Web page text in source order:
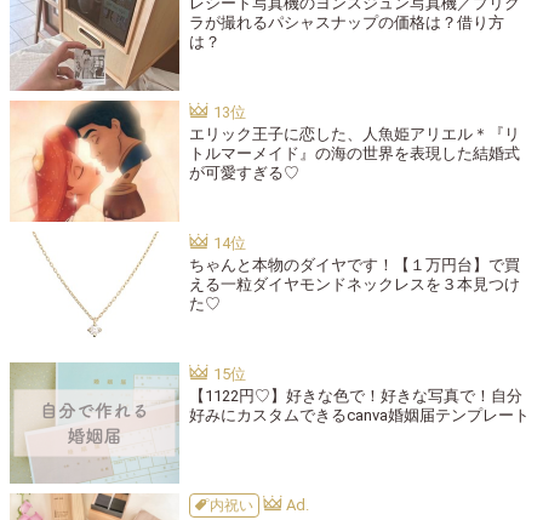
ラが撮れるパシャスナップの価格は？借り方
は？
エリック王子に恋した、人魚姫アリエル＊『リ
トルマーメイド』の海の世界を表現した結婚式
が可愛すぎる♡
ちゃんと本物のダイヤです！【１万円台】で買
える一粒ダイヤモンドネックレスを３本見つけ
た♡
【1122円♡】好きな色で！好きな写真で！自分
好みにカスタムできるcanva婚姻届テンプレート
内祝い